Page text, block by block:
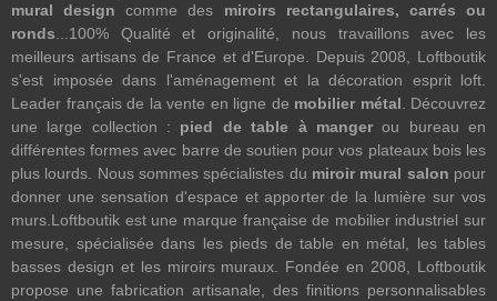
mural design comme des miroirs rectangulaires, carrés ou
ronds...100% Qualité et originalité, nous travaillons avec les
meilleurs artisans de France et d'Europe. Depuis 2008, Loftboutik
s'est imposée dans l'aménagement et la décoration esprit loft.
Leader français de la vente en ligne de mobilier métal. Découvrez
une large collection : pied de table à mangerou bureau en
différentes formes avec barre de soutien pour vos plateaux bois les
plus lourds. Nous sommes spécialistes du miroir mural salon pour
donner une sensation d'espace et apporter de la lumière sur vos
murs.Loftboutik est une marque française de mobilier industriel sur
mesure, spécialisée dans les pieds de table en métal, les tables
basses design et les miroirs muraux. Fondée en 2008, Loftboutik
propose une fabrication artisanale, des finitions personnalisables